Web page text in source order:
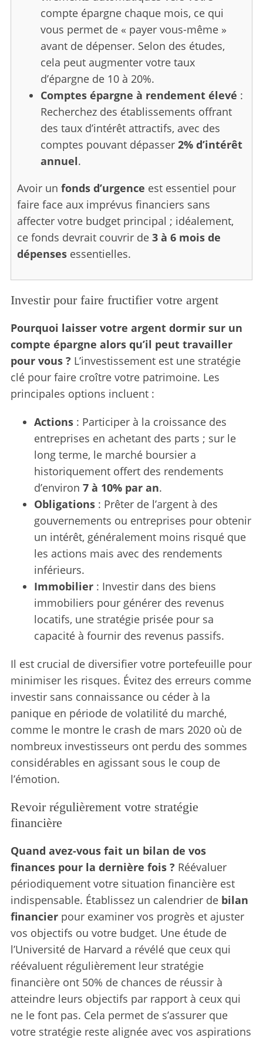
compte épargne chaque mois, ce qui
vous permet de « payer vous-même »
avant de dépenser. Selon des études,
cela peut augmenter votre taux
d’épargne de 10 à 20%.
Comptes épargne à rendement élevé :
Recherchez des établissements offrant
des taux d’intérêt attractifs, avec des
comptes pouvant dépasser 2% d’intérêt
annuel.
Avoir un fonds d’urgence est essentiel pour
faire face aux imprévus financiers sans
affecter votre budget principal ; idéalement,
ce fonds devrait couvrir de 3 à 6 mois de
dépensesessentielles.
Investir pour faire fructifier votre argent
Pourquoi laisser votre argent dormir sur un
compte épargne alors qu’il peut travailler
pour vous ? L’investissement est une stratégie
clé pour faire croître votre patrimoine. Les
principales options incluent :
Actions: Participer à la croissance des
entreprises en achetant des parts ; sur le
long terme, le marché boursier a
historiquement offert des rendements
d’environ 7 à 10% par an.
Obligations: Prêter de l’argent à des
gouvernements ou entreprises pour obtenir
un intérêt, généralement moins risqué que
les actions mais avec des rendements
inférieurs.
Immobilier: Investir dans des biens
immobiliers pour générer des revenus
locatifs, une stratégie prisée pour sa
capacité à fournir des revenus passifs.
Il est crucial de diversifier votre portefeuille pour
minimiser les risques. Évitez des erreurs comme
investir sans connaissance ou céder à la
panique en période de volatilité du marché,
comme le montre le crash de mars 2020 où de
nombreux investisseurs ont perdu des sommes
considérables en agissant sous le coup de
l’émotion.
Revoir régulièrement votre stratégie
financière
Quand avez-vous fait un bilan de vos
finances pour la dernière fois ? Réévaluer
périodiquement votre situation financière est
indispensable. Établissez un calendrier de bilan
financierpour examiner vos progrès et ajuster
vos objectifs ou votre budget. Une étude de
l’Université de Harvard a révélé que ceux qui
réévaluent régulièrement leur stratégie
financière ont 50% de chances de réussir à
atteindre leurs objectifs par rapport à ceux qui
ne le font pas. Cela permet de s’assurer que
votre stratégie reste alignée avec vos aspirations